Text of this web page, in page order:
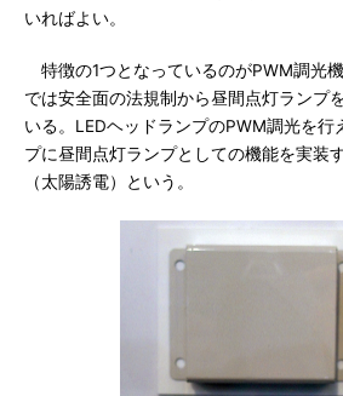
いればよい。
特徴の1つとなっているのがPWM調光
では安全面の法規制から昼間点灯ランプ
いる。LEDヘッドランプのPWM調光を行
プに昼間点灯ランプとしての機能を実装
（太陽誘電）という。